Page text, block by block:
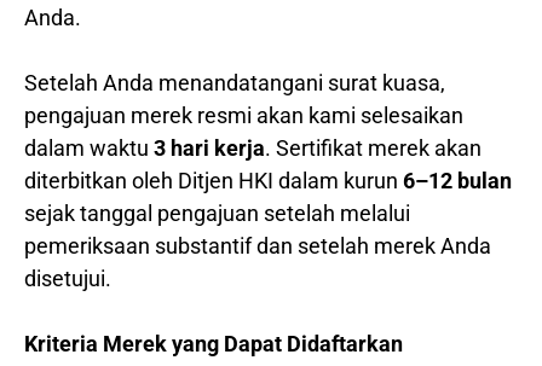
Anda.
Setelah Anda menandatangani surat kuasa,
pengajuan merek resmi akan kami selesaikan
dalam waktu 3 hari kerja. Sertifikat merek akan
diterbitkan oleh Ditjen HKI dalam kurun 6–12 bulan
sejak tanggal pengajuan setelah melalui
pemeriksaan substantif dan setelah merek Anda
disetujui.
Kriteria Merek yang Dapat Didaftarkan